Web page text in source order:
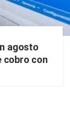
agosto
cobro con